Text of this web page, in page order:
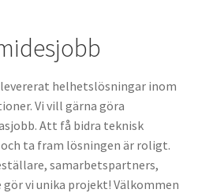
levererat helhetslösningar inom
Vi vill gärna göra
Att få bidra teknisk
ta fram lösningen är roligt.
samarbetspartners,
vi unika projekt! Välkommen